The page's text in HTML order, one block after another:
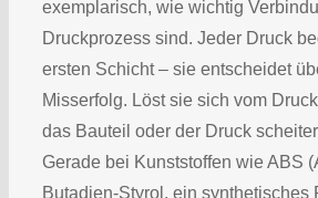
exemplarisch, wie wichtig
Druckprozess sind. Jeder Druck
ersten Schicht – sie entscheidet
Misserfolg. Löst sie sich vom
das Bauteil oder der Druck
Gerade bei Kunststoffen wie ABS
Butadien-Styrol, ein synthetisches